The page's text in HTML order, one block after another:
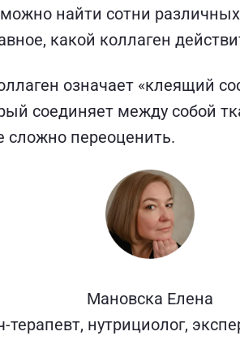
найти сотни
какой коллаген
означает «клеящий
соединяет между собой
сложно переоценить.
Мановска Елена
терапевт, нутрициолог,